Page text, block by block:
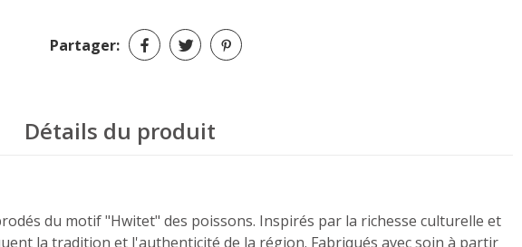
Partager:
Détails du produit
du motif "Hwitet" des poissons. Inspirés par la richesse culturelle et
la tradition et l'authenticité de la région. Fabriqués avec soin à partir